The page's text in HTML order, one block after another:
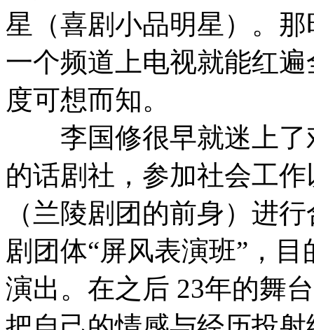
星（喜剧小品明星）。
一个频道上电视就能红
度可想而知。
李国修很早就迷上了
的话剧社，参加社会工
（兰陵剧团的前身）进
剧团体“屏风表演班”，
演出。在之后 23年的舞